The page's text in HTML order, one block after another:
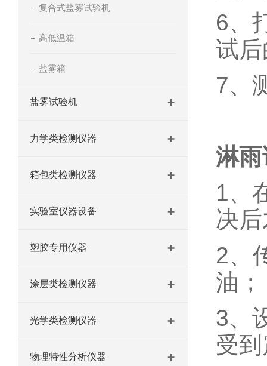
复合式盐雾试验机
高低温箱
盐雾箱
盐雾试验机
力学类检测仪器
箱包类检测仪器
实验室仪器设备
塑胶专用仪器
涂层类检测仪器
光学类检测仪器
物理特性分析仪器
6、
试
7、
淋
1、
决
2、
油；
3、
受